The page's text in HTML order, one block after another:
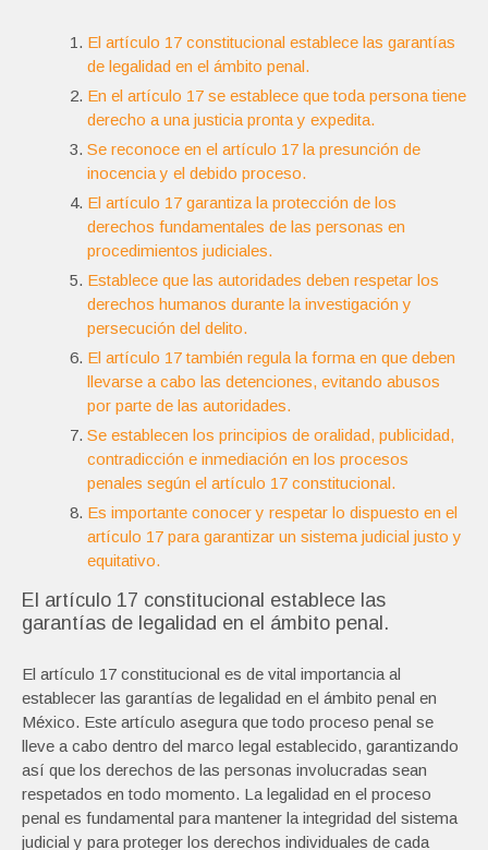
El artículo 17 constitucional establece las garantías
de legalidad en el ámbito penal.
En el artículo 17 se establece que toda persona tiene
derecho a una justicia pronta y expedita.
Se reconoce en el artículo 17 la presunción de
inocencia y el debido proceso.
El artículo 17 garantiza la protección de los
derechos fundamentales de las personas en
procedimientos judiciales.
Establece que las autoridades deben respetar los
derechos humanos durante la investigación y
persecución del delito.
El artículo 17 también regula la forma en que deben
llevarse a cabo las detenciones, evitando abusos
por parte de las autoridades.
Se establecen los principios de oralidad, publicidad,
contradicción e inmediación en los procesos
penales según el artículo 17 constitucional.
Es importante conocer y respetar lo dispuesto en el
artículo 17 para garantizar un sistema judicial justo y
equitativo.
El artículo 17 constitucional establece las
garantías de legalidad en el ámbito penal.
El artículo 17 constitucional es de vital importancia al
establecer las garantías de legalidad en el ámbito penal en
México. Este artículo asegura que todo proceso penal se
lleve a cabo dentro del marco legal establecido, garantizando
así que los derechos de las personas involucradas sean
respetados en todo momento. La legalidad en el proceso
penal es fundamental para mantener la integridad del sistema
judicial y para proteger los derechos individuales de cada